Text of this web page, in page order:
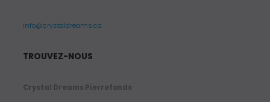
info@crystaldreams.ca
TROUVEZ-NOUS
Crystal Dreams Pierrefonds